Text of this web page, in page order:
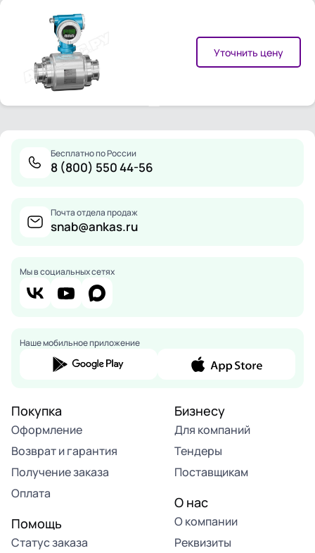
Уточнить цену
Бесплатно по России
8 (800) 550 44-56
Почта отдела продаж
snab@ankas.ru
Мы в социальных сетях
Наше мобильное приложение
Покупка
Оформление
Возврат и гарантия
Получение заказа
Оплата
Помощь
Статус заказа
Бизнесу
Для компаний
Тендеры
Поставщикам
О нас
О компании
Реквизиты